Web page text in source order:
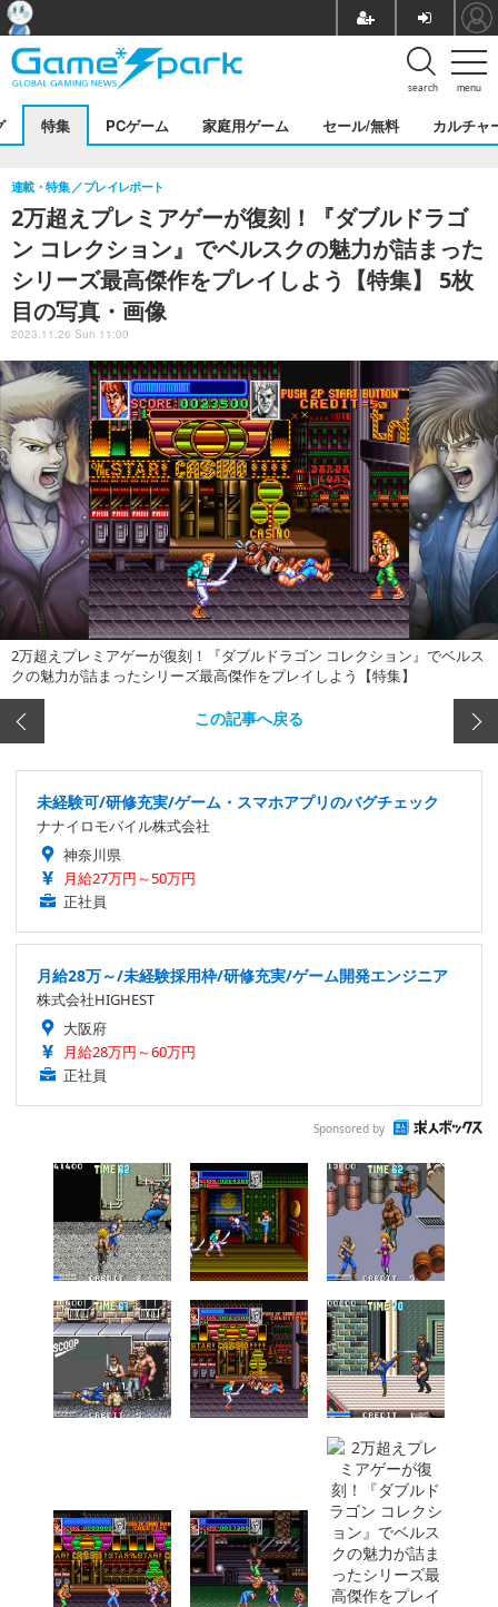
menu
search
特集 PCゲーム 家庭用ゲーム セール/無料 カルチャ
2万超えプレミアゲーが復刻！『ダブルドラゴ
ン コレクション』でベルスクの魅力が詰まった
シリーズ最高傑作をプレイしよう【特集】 5枚
目の写真・画像
連載・特集 プレイレポート
2023.11.26 Sun 11:00
2万超えプレミアゲーが復刻！『ダブルドラゴン コレクション』でベルス
クの魅力が詰まったシリーズ最高傑作をプレイしよう【特集】
この記事へ戻る
未経験可/研修充実/ゲーム・スマホアプリのバグチェック
ナナイロモバイル株式会社
神奈川県
月給27万円～50万円
正社員
月給28万～/未経験採用枠/研修充実/ゲーム開発エンジニア
株式会社HIGHEST
大阪府
月給28万円～60万円
正社員
Sponsored by